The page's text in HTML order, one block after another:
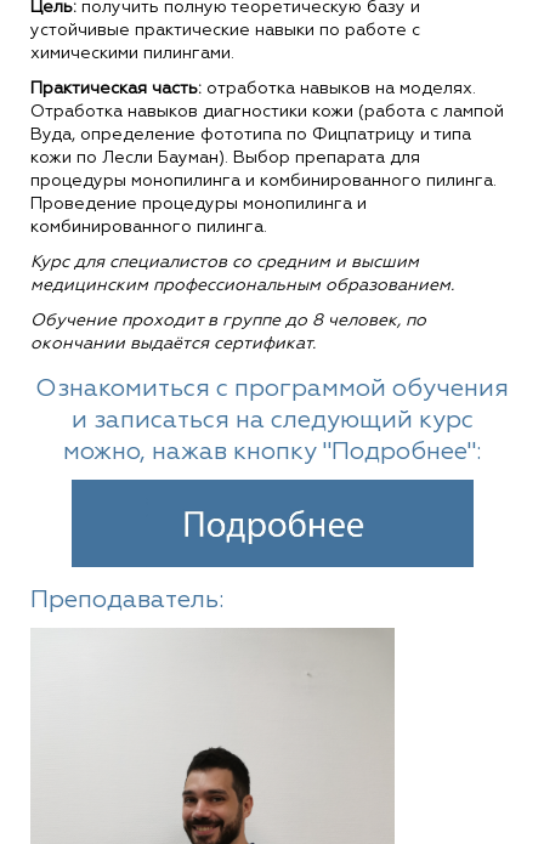
Цель: получить полную теоретическую базу и
устойчивые практические навыки по работе с
химическими пилингами.
Практическая часть: отработка навыков на моделях.
Отработка навыков диагностики кожи (работа с лампой
Вуда, определение фототипа по Фицпатрицу и типа
кожи по Лесли Бауман). Выбор препарата для
процедуры монопилинга и комбинированного пилинга.
Проведение процедуры монопилинга и
комбинированного пилинга.
Курс для специалистов со средним и высшим
медицинским профессиональным образованием.
Обучение проходит в группе до 8 человек, по
окончании выдаётся сертификат.
Ознакомиться с программой обучения
и записаться на следующий курс
можно, нажав кнопку "Подробнее":
Преподаватель: